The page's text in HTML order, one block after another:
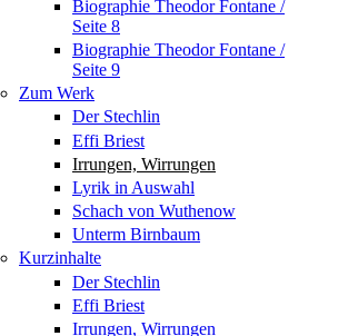
Biographie Theodor Fontane /
Seite 8
Biographie Theodor Fontane /
Seite 9
Zum Werk
Der Stechlin
Effi Briest
Irrungen, Wirrungen
Lyrik in Auswahl
Schach von Wuthenow
Unterm Birnbaum
Kurzinhalte
Der Stechlin
Effi Briest
Irrungen, Wirrungen